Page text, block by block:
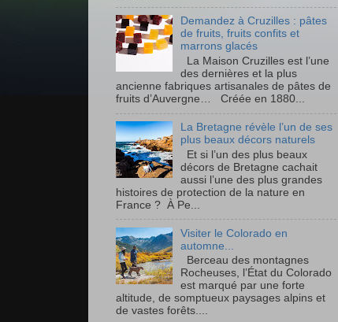
Demandez à Cruzilles : pâtes
de fruits, fruits confits et
marrons glacés
La Maison Cruzilles est l’une
des dernières et la plus
ancienne fabriques artisanales de pâtes de
fruits d’Auvergne… Créée en 1880...
La Bretagne révèle l’un de ses
plus beaux décors naturels
Et si l’un des plus beaux
décors de Bretagne cachait
aussi l’une des plus grandes
histoires de protection de la nature en
France ? À Pe...
Visiter le Colorado en
automne...
Berceau des montagnes
Rocheuses, l’État du Colorado
est marqué par une forte
altitude, de somptueux paysages alpins et
de vastes forêts....